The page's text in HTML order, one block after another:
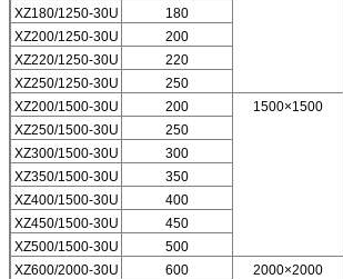
XZ180/1250-30U
180
XZ200/1250-30U
200
XZ220/1250-30U
220
XZ250/1250-30U
250
XZ200/1500-30U
200 1500×1500
XZ250/1500-30U
250
XZ300/1500-30U
300
XZ350/1500-30U
350
XZ400/1500-30U
400
XZ450/1500-30U
450
XZ500/1500-30U
500
XZ600/2000-30U
600 2000×2000